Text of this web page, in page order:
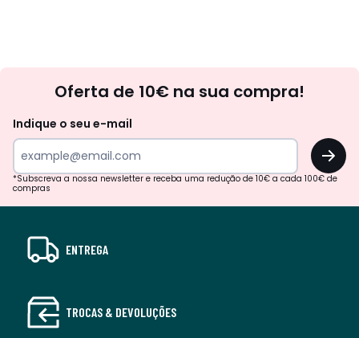
Oferta de 10€ na sua compra!
Indique o seu e-mail
OK
*Subscreva a nossa newsletter e receba uma redução de 10€ a cada 100€ de
compras
ENTREGA
TROCAS & DEVOLUÇÕES